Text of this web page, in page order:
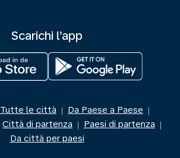
Scarichi l’app
Tutte le città | Da Paese a Paese |
Città di partenza | Paesi di partenza |
Da città per paesi